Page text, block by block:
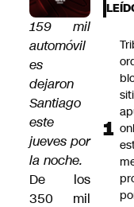
159 mil
automóvil
es
dejaron
Santiago
este
jueves por
la noche.
De los
350 mil